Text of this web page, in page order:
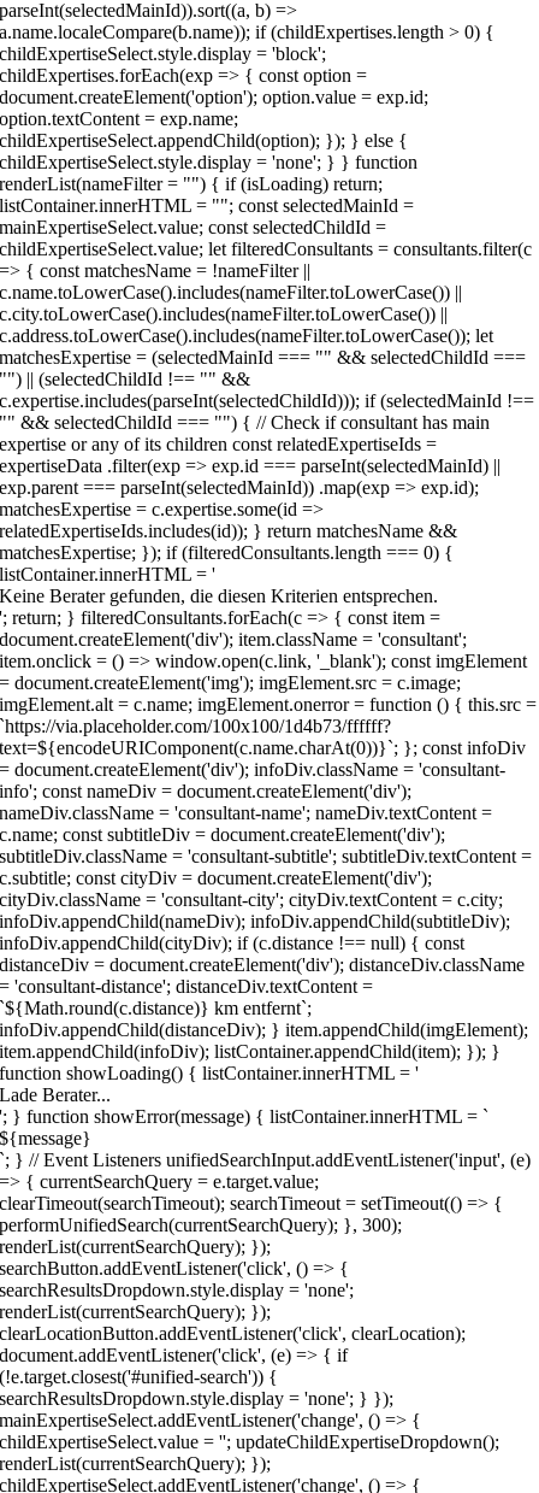
Keine Berater gefunden, die diesen Kriterien entsprechen.
'; return; } filteredConsultants.forEach(c => { const item =
document.createElement('div'); item.className = 'consultant';
item.onclick = () => window.open(c.link, '_blank'); const imgElement
= document.createElement('img'); imgElement.src = c.image;
imgElement.alt = c.name; imgElement.onerror = function () { this.src =
`https://via.placeholder.com/100x100/1d4b73/ffffff?
text=${encodeURIComponent(c.name.charAt(0))}`; }; const infoDiv
= document.createElement('div'); infoDiv.className = 'consultant-
info'; const nameDiv = document.createElement('div');
nameDiv.className = 'consultant-name'; nameDiv.textContent =
c.name; const subtitleDiv = document.createElement('div');
subtitleDiv.className = 'consultant-subtitle'; subtitleDiv.textContent =
c.subtitle; const cityDiv = document.createElement('div');
cityDiv.className = 'consultant-city'; cityDiv.textContent = c.city;
infoDiv.appendChild(nameDiv); infoDiv.appendChild(subtitleDiv);
infoDiv.appendChild(cityDiv); if (c.distance !== null) { const
distanceDiv = document.createElement('div'); distanceDiv.className
= 'consultant-distance'; distanceDiv.textContent =
`${Math.round(c.distance)} km entfernt`;
infoDiv.appendChild(distanceDiv); } item.appendChild(imgElement);
item.appendChild(infoDiv); listContainer.appendChild(item); }); }
function showLoading() { listContainer.innerHTML = '
Lade Berater...
'; } function showError(message) { listContainer.innerHTML = `
${message}
`; } // Event Listeners unifiedSearchInput.addEventListener('input', (e)
=> { currentSearchQuery = e.target.value;
clearTimeout(searchTimeout); searchTimeout = setTimeout(() => {
performUnifiedSearch(currentSearchQuery); }, 300);
renderList(currentSearchQuery); });
searchButton.addEventListener('click', () => {
searchResultsDropdown.style.display = 'none';
renderList(currentSearchQuery); });
clearLocationButton.addEventListener('click', clearLocation);
document.addEventListener('click', (e) => { if
(!e.target.closest('#unified-search')) {
searchResultsDropdown.style.display = 'none'; } });
mainExpertiseSelect.addEventListener('change', () => {
childExpertiseSelect.value = ''; updateChildExpertiseDropdown();
renderList(currentSearchQuery); });
childExpertiseSelect.addEventListener('change', () => {